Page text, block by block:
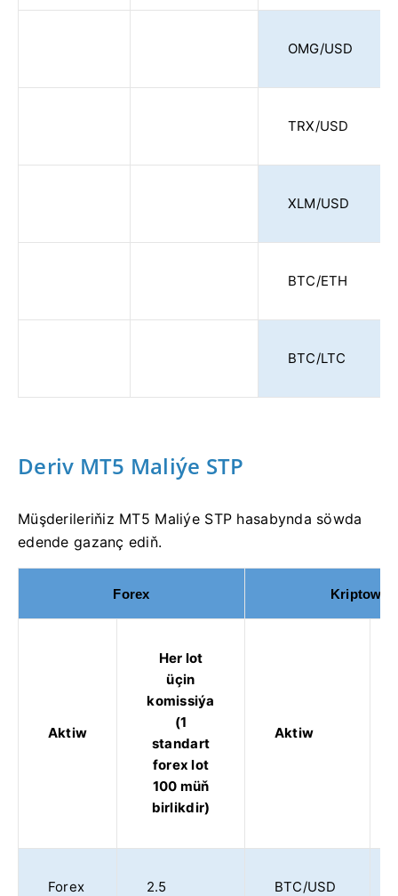
OMG/USD
TRX/USD
XLM/USD
BTC/ETH
BTC/LTC
Deriv MT5 Maliýe STP
Müşderileriňiz MT5 Maliýe STP hasabynda söwda
edende gazanç ediň.
Forex
Aktiw
Her lot
üçin
komissiýa
(1
standart
forex lot
100 müň
birlikdir)
Aktiw
Forex 2.5 BTC/USD